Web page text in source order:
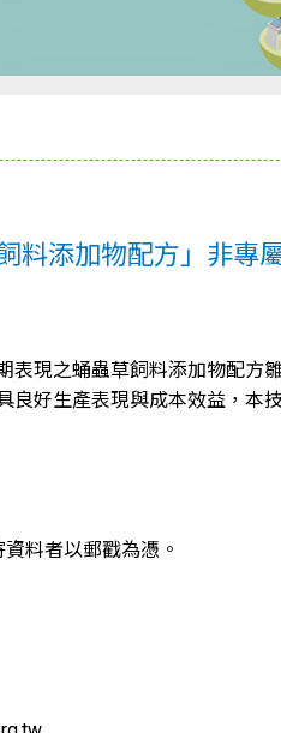
料添加物配方」非專
表現之蛹蟲草飼料添加物配方
好生產表現與成本效益，本
資料者以郵戳為憑。